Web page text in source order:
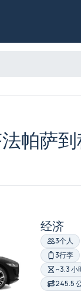
帕萨
经济
3个人
3行李
~3.3 小
245.5